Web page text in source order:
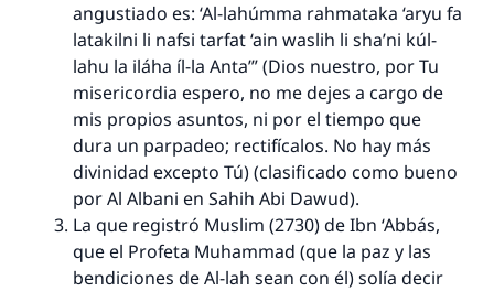
angustiado es: ‘Al-lahúmma rahmataka ‘aryu fa
latakilni li nafsi tarfat ‘ain waslih li sha’ni kúl-
lahu la iláha íl-la Anta’” (Dios nuestro, por Tu
misericordia espero, no me dejes a cargo de
mis propios asuntos, ni por el tiempo que
dura un parpadeo; rectifícalos. No hay más
divinidad excepto Tú) (clasificado como bueno
por Al Albani en Sahih Abi Dawud).
La que registró Muslim (2730) de Ibn ‘Abbás,
que el Profeta Muhammad (que la paz y las
bendiciones de Al-lah sean con él) solía decir
(MUSLIM, 1893)
Contribuir